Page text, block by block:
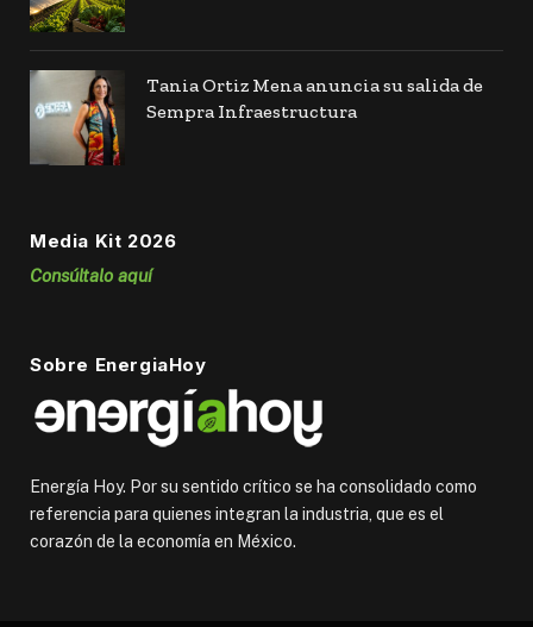
Tania Ortiz Mena anuncia su salida de
Sempra Infraestructura
Media Kit 2026
Consúltalo aquí
Sobre EnergiaHoy
Energía Hoy. Por su sentido crítico se ha consolidado como
referencia para quienes integran la industria, que es el
corazón de la economía en México.